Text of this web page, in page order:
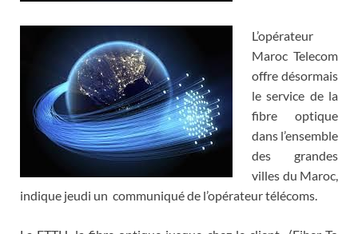
L’opérateur
Maroc Telecom
offre désormais
le service de la
fibre optique
dans l’ensemble
des grandes
villes du Maroc,
indique jeudi un communiqué de l’opérateur télécoms.